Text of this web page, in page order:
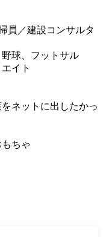
員／建設コンサルタ
球、フットサル
イト
ネットに出したかっ
ちゃ